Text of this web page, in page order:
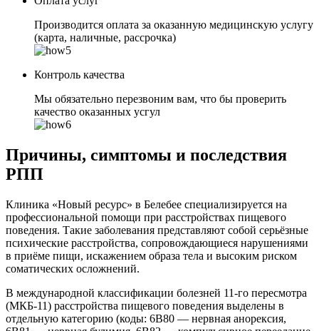
Производится оплата за оказанную медицинскую услугу
(карта, наличные, рассрочка)
Контроль качества
Мы обязательно перезвоним вам, что бы проверить
качество оказанных усгул
Причины, симптомы и последствия
РПП
Клиника «Новый ресурс» в Белебее специализируется на
профессиональной помощи при расстройствах пищевого
поведения. Такие заболевания представляют собой серьёзные
психические расстройства, сопровождающиеся нарушениями
в приёме пищи, искажением образа тела и высоким риском
соматических осложнений.
В международной классификации болезней 11-го пересмотра
(МКБ-11) расстройства пищевого поведения выделены в
отдельную категорию (коды: 6B80 — нервная анорексия,